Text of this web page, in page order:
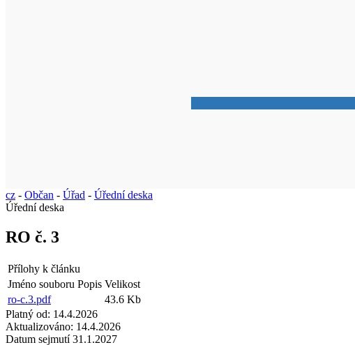
cz - Občan - Úřad - Úřední deska
Úřední deska
RO č. 3
Přílohy k článku
Jméno souboru Popis Velikost
ro-c.3.pdf
43.6 Kb
Platný od: 14.4.2026
Aktualizováno: 14.4.2026
Datum sejmutí31.1.2027